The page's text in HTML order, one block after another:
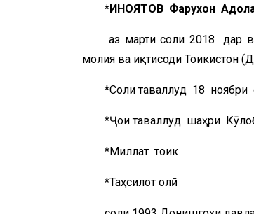
*ИНОЯТОВ Фарухҷон
аз марти соли 2018 дар
молия ва иқтисоди
*Соли таваллуд 18
*Ҷои таваллуд шаҳри
*Миллат
*Таҳсилот олӣ